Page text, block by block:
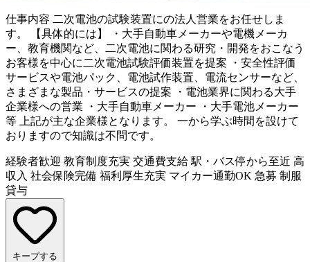
仕事内容 二次電池の試験装置にの法人営業をお任せしま
す。 【具体的には】 ・大手自動車メーカーや電機メーカ
ー、教育機関など、二次電池に関わる研究・開発をおこなう
お客様を中心に二次電池試験評価装置を提案 ・安全性評価
サービスや電池パック、電池試作装置、電流センサーなど、
さまざまな製品・サービスの提案 ・電池業界に関わる大手
企業様への営業 ・大手自動車メーカー ・大手電池メーカー
等 上記が主な企業様となります。 一から学ぶ時間を設けて
おりますので知識は不問です。
経験者歓迎 教育制度充実 交通費支給 駅・バス停から至近 高
収入 社会保険完備 福利厚生充実 マイカー通勤OK 急募 制服
貸与
キープする